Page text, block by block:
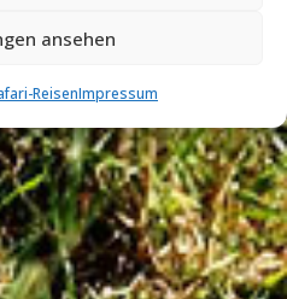
ansehen
ReisenImpressum